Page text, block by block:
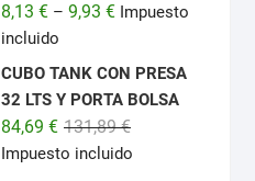
8,13 € – 9,93 € Impuesto
incluido
CUBO TANK CON PRESA
32 LTS Y PORTA BOLSA
131,89€El
precio
84,69 €
El
precio
Impuesto incluido